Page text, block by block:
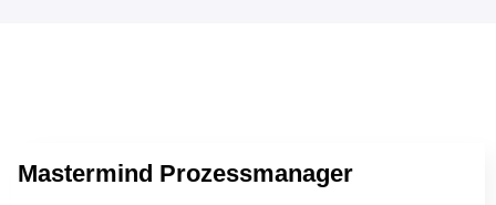
Mastermind Prozessmanager